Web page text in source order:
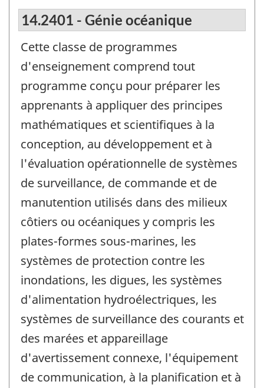
14.2401 - Génie océanique
Cette classe de programmes
d'enseignement comprend tout
programme conçu pour préparer les
apprenants à appliquer des principes
mathématiques et scientifiques à la
conception, au développement et à
l'évaluation opérationnelle de systèmes
de surveillance, de commande et de
manutention utilisés dans des milieux
côtiers ou océaniques y compris les
plates-formes sous-marines, les
systèmes de protection contre les
inondations, les digues, les systèmes
d'alimentation hydroélectriques, les
systèmes de surveillance des courants et
des marées et appareillage
d'avertissement connexe, l'équipement
de communication, à la planification et à